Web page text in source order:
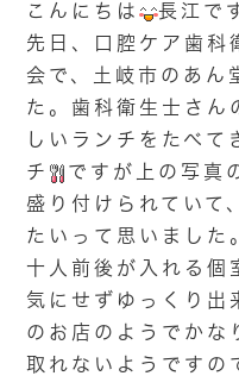
こんにちは
長江で
先日、口腔ケア歯科
会で、土岐市のあん
た。歯科衛生士さん
しいランチをたべ
チ
ですが上の写真
盛り付けられていて
たいって思いました
十人前後が入れる個
気にせずゆっくり出
のお店のようでかな
取れないようですの